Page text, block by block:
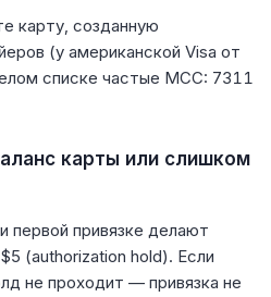
карту, созданную
(у американской Visa от
списке частые MCC: 7311
карты или слишком
первой привязке делают
(authorization hold). Если
не проходит — привязка не